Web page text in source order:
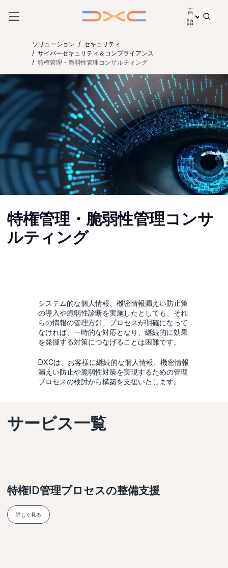
言
語
ソリューション
セキュリティ
サイバーセキュリティ＆コンプライアンス
特権管理・脆弱性管理コンサルティング
特権管理・脆弱性管理コンサ
ルティング
システム的な個人情報、機密情報漏えい防止策
の導入や脆弱性診断を実施したとしても、それ
らの情報の管理方針、プロセスが明確になって
なければ、一時的な対応となり、継続的に効果
を発揮する対策につなげることは困難です。
DXCは、お客様に継続的な個人情報、機密情報
漏えい防止や脆弱性対策を実現するための管理
プロセスの検討から構築を支援いたします。
サービス一覧
特権ID管理プロセスの整備支援
詳しく見る